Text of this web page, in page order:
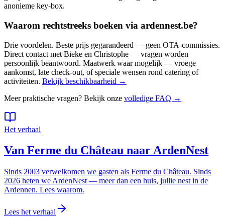
anonieme key-box.
Waarom rechtstreeks boeken via ardennest.be?
Drie voordelen. Beste prijs gegarandeerd — geen OTA-commissies.
Direct contact met Bieke en Christophe — vragen worden
persoonlijk beantwoord. Maatwerk waar mogelijk — vroege
aankomst, late check-out, of speciale wensen rond catering of
activiteiten. Bekijk beschikbaarheid →
Meer praktische vragen? Bekijk onze volledige FAQ →
Het verhaal
Van Ferme du Château naar ArdenNest
Sinds 2003 verwelkomen we gasten als Ferme du Château. Sinds
2026 heten we ArdenNest — meer dan een huis, jullie nest in de
Ardennen. Lees waarom.
Lees het verhaal